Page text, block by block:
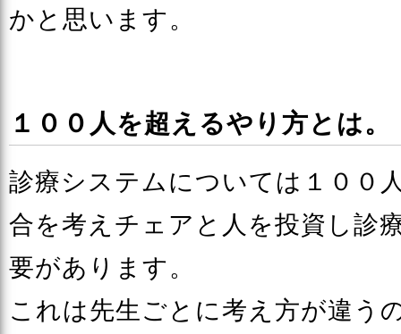
かと思います。
１００人を超えるやり方とは。
診療システムについては１００
合を考えチェアと人を投資し診
要があります。
これは先生ごとに考え方が違う